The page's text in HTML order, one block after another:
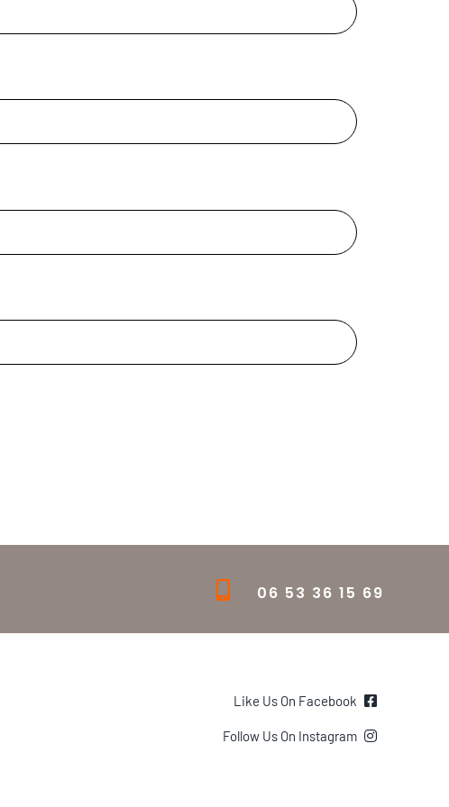
06 53 36 15 69
Like Us On Facebook
Follow Us On Instagram